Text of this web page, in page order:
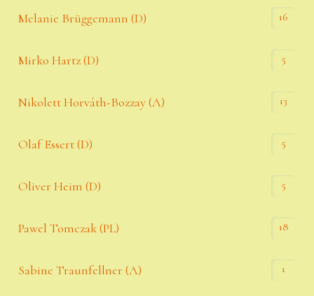
Melanie Brüggemann (D) 16
Mirko Hartz (D) 5
Nikolett Horváth-Bozzay (A) 13
Olaf Essert (D) 5
Oliver Heim (D) 5
Pawel Tomczak (PL) 18
Sabine Traunfellner (A) 1